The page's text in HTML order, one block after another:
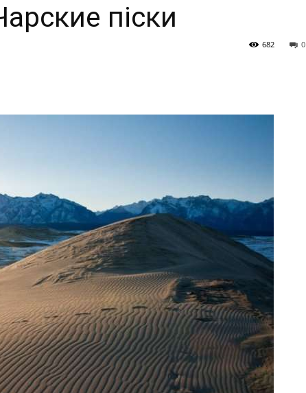
піски
0
682